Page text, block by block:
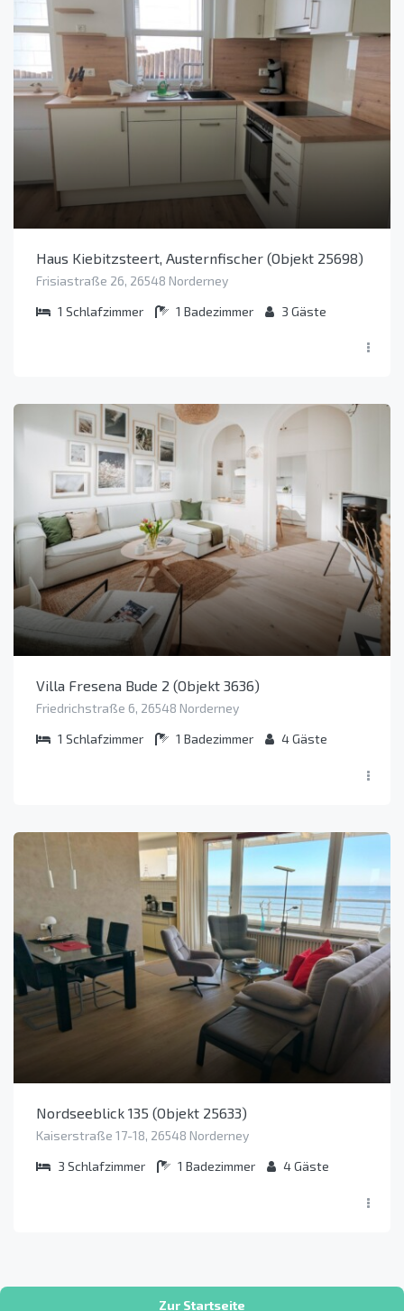
Haus Kiebitzsteert, Austernfischer (Objekt 25698)
Frisiastraße 26, 26548 Norderney
1 Schlafzimmer 1 Badezimmer 3 Gäste
Villa Fresena Bude 2 (Objekt 3636)
Friedrichstraße 6, 26548 Norderney
1 Schlafzimmer 1 Badezimmer 4Gäste
Nordseeblick 135 (Objekt 25633)
Kaiserstraße 17-18, 26548 Norderney
3 Schlafzimmer 1 Badezimmer 4Gäste
Zur Startseite